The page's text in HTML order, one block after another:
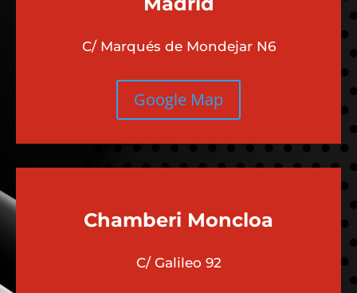
C/ Marqués de Mondejar N6
Google Map
Chamberi Moncloa
C/ Galileo 92